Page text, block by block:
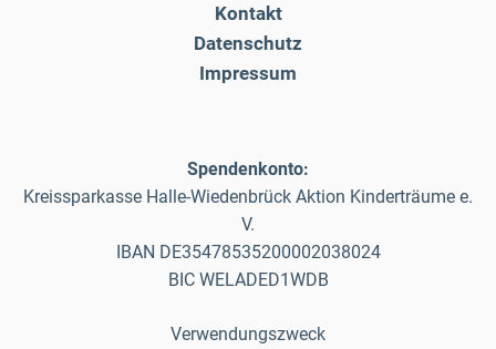
Kontakt
Datenschutz
Impressum
Spendenkonto:
Kreissparkasse Halle-Wiedenbrück Aktion Kinderträume e.
V.
IBAN DE35478535200002038024
BIC WELADED1WDB
Verwendungszweck